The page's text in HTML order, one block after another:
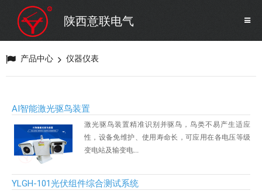
电力安全工器具
蓄电池测试仪器/直流系统
陕西意联电气
产品中心 仪器仪表
AI智能激光驱鸟装置
激光驱鸟装置精准识别并驱鸟，鸟类不易产生适应
性，设备免维护、使用寿命长，可应用在各电压等级
变电站及输变电...
YLGH-101光伏组件综合测试系统